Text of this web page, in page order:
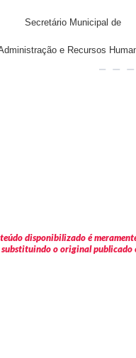
Secretário Municipal de
e Recursos
disponibilizado é
substituindo o original publicado